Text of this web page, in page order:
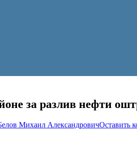
за разлив нефти
Михаил АлександровичОставить